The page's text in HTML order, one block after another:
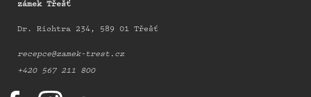
zámek Třešť
Dr. Richtra 234, 589 01 Třešť
recepce@zamek-trest.cz
+420 567 211 800